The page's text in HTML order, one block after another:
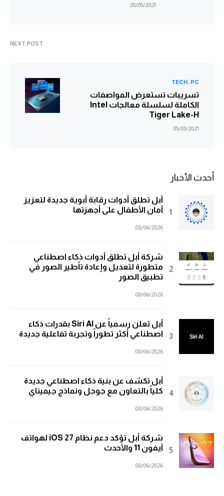
05/05/2021
NEXT POST
PC
TECH
تسريبات تستعرض المواصفات
الكاملة لسلسلة معالجات Intel
Tiger Lake-H
05/05/2021
أحدث الأخبار
آبل تطلق أدوات رقابة أبوية جديدة لتعزيز
أمان الأطفال على أجهزتها
08/06/2026
شركة أبل تطلق أدوات ذكاء اصطناعي
متطورة لتعديل وإعادة تأطير الصور في
تطبيق الصور
08/06/2026
أبل تعلن رسمياً عن Siri AI بقدرات ذكاء
اصطناعي أكثر تطوراً وتجربة تفاعلية جديدة
08/06/2026
أبل تكشف عن بنية ذكاء اصطناعي جديدة
كلياً بالتعاون مع جوجل ونماذج جيميناي
08/06/2026
شركة أبل تؤكد دعم نظام iOS 27 لهواتف
آيفون 11 والأحدث
08/06/2026